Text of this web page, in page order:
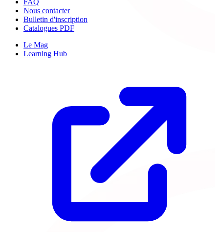
Nous contacter
Bulletin d'inscription
Catalogues PDF
Le Mag
Learning Hub